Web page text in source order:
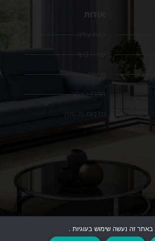
אודות
קצת עלינו
יצירת קשר
נגישות
תקנון האתר
מדניות פרטיות
Brain&Brand
באתר זה נעשה שימוש בעוגיות .